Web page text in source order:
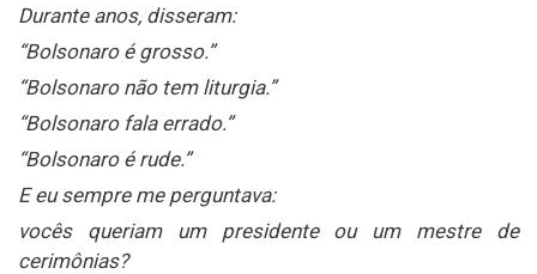
Durante anos, disseram:
“Bolsonaro é grosso.”
“Bolsonaro não tem liturgia.”
“Bolsonaro fala errado.”
“Bolsonaro é rude.”
E eu sempre me perguntava:
vocês queriam um presidente ou um mestre de
cerimônias?